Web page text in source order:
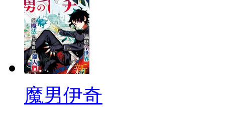
魔男伊奇